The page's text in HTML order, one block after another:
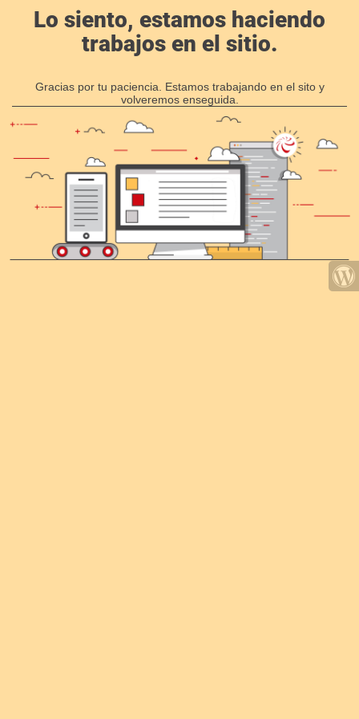
Lo siento, estamos haciendo
trabajos en el sitio.
Gracias por tu paciencia. Estamos trabajando en el sito y
volveremos enseguida.